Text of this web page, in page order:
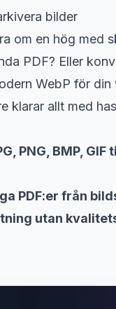
bilder
om en hög med
PDF? Eller
WebP för din
klarar allt med
PNG, BMP, GIF
PDF:er från
utan